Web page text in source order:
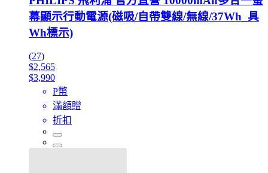
幕顯示行動電源(磁吸/自帶雙線/無線/37Wh_具
Wh標示)
(27)
$2,565
$3,990
P幣
滿額贈
折扣